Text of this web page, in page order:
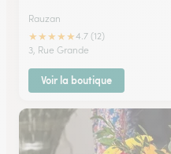
Rauzan
★★★★★4.7 (12)
3, Rue Grande
Voir la boutique